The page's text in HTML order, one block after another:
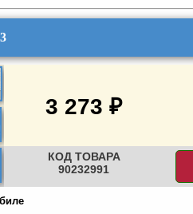
3 273 ₽
КОД ТОВАРА
90232991